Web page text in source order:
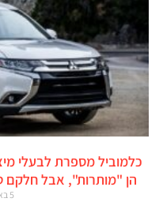
כלמוביל מספרת לבעלי
הן "מותרות", אבל חלקם
5 באוגוסט 2026